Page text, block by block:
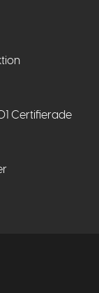
Certifierade